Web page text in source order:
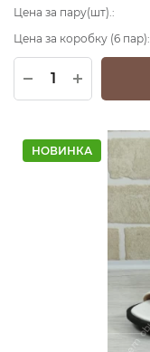
Цена за пару(шт).:
Цена за коробку (6 пар):
НОВИНКА